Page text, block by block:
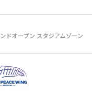
ドオープン スタジアムゾーン